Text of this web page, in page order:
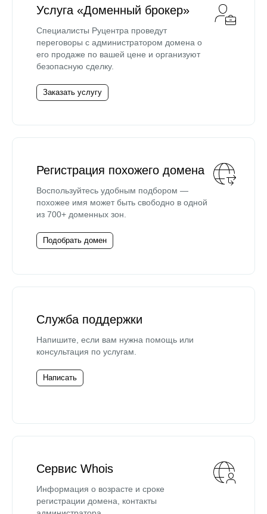
Услуга «Доменный брокер»
Специалисты Руцентра проведут
переговоры с администратором домена о
его продаже по вашей цене и организуют
безопасную сделку.
Заказать услугу
Регистрация похожего домена
Воспользуйтесь удобным подбором —
похожее имя может быть свободно в одной
из 700+ доменных зон.
Подобрать домен
Служба поддержки
Напишите, если вам нужна помощь или
консультация по услугам.
Написать
Сервис Whois
Информация о возрасте и сроке
регистрации домена, контакты